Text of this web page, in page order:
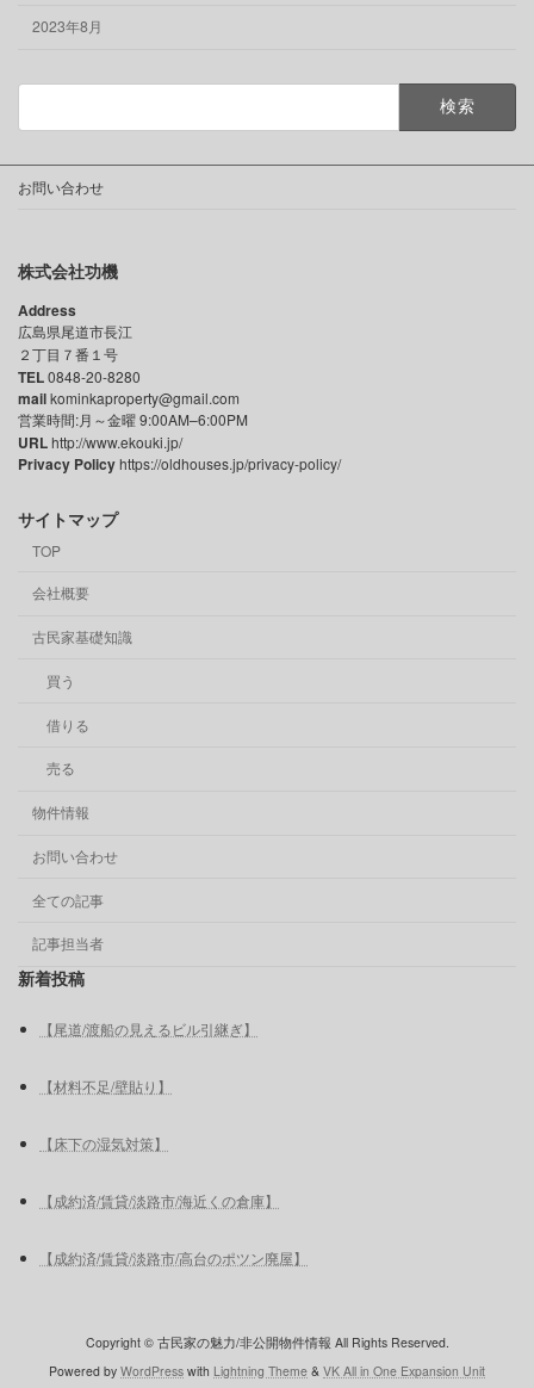
2023年8月
検
お問い合わせ
株式会社功機
Address
広島県尾道市長江
２丁目７番１号
TEL0848-20-8280
mailkominkaproperty@gmail.com
営業時間:月～金曜 9:00AM–6:00PM
URLhttp://www.ekouki.jp/
Privacy Policyhttps://oldhouses.jp/privacy-policy/
サイトマップ
TOP
会社概要
古民家基礎知識
買う
借りる
売る
物件情報
お問い合わせ
全ての記事
記事担当者
新着投稿
【尾道/渡船の見えるビル引継ぎ】
【材料不足/壁貼り】
【床下の湿気対策】
【成約済/賃貸/淡路市/海近くの倉庫】
【成約済/賃貸/淡路市/高台のポツン廃屋】
Copyright © 古民家の魅力/非公開物件情報 All Rights Reserved.
Powered by WordPress with Lightning Theme & VK All in One Expansion Unit